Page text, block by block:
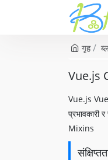
गृह
Vue.js
Vue.js Vue
प्रभावकारी
Mixins